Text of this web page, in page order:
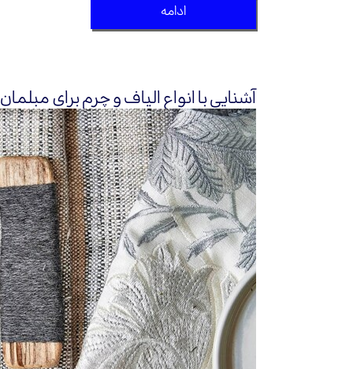
ادامه
آشنایی با انواع الیاف و چرم برای مبلمان